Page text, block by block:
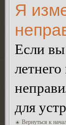
Я
Если вы
для
Вернуться к